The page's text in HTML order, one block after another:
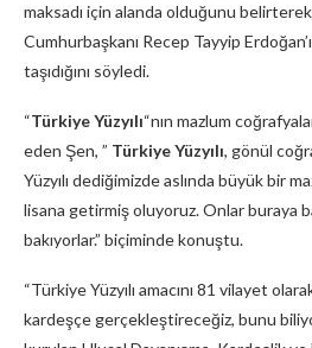
maksadı için alanda olduğunu
Cumhurbaşkanı Recep Tayyip
taşıdığını söyledi.
“Türkiye Yüzyılı“nın mazlum
eden Şen, ” Türkiye Yüzyılı, gönül
Yüzyılı dediğimizde aslında büyük bir
lisana getirmiş oluyoruz. Onlar buraya
bakıyorlar.” biçiminde konuştu.
“Türkiye Yüzyılı amacını 81 vilayet
kardeşçe gerçekleştireceğiz, bunu